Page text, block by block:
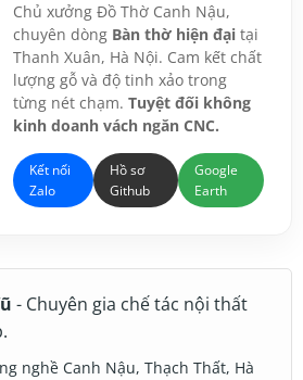
Chủ xưởng Đồ Thờ Canh Nậu,
chuyên dòng Bàn thờ hiện đại tại
Thanh Xuân, Hà Nội. Cam kết chất
lượng gỗ và độ tinh xảo trong
từng nét chạm. Tuyệt đối không
kinh doanh vách ngăn CNC.
Kết nối
Zalo
Hồ sơ
Github
Google
Earth
- Chuyên gia chế tác nội thất
nghề Canh Nậu, Thạch Thất, Hà